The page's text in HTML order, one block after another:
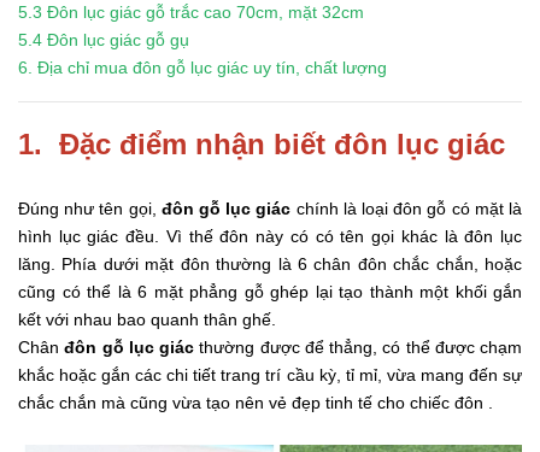
5.3 Đôn lục giác gỗ trắc cao 70cm, mặt 32cm
5.4 Đôn lục giác gỗ gụ
6. Địa chỉ mua đôn gỗ lục giác uy tín, chất lượng
1. Đặc điểm nhận biết đôn lục giác
Đúng như tên gọi, đôn gỗ lục giác chính là loại đôn gỗ có mặt là
hình lục giác đều. Vì thế đôn này có có tên gọi khác là đôn lục
lăng. Phía dưới mặt đôn thường là 6 chân đôn chắc chắn, hoặc
cũng có thể là 6 mặt phẳng gỗ ghép lại tạo thành một khối gắn
kết với nhau bao quanh thân ghế.
Chânđôn gỗ lục giác thường được để thẳng, có thể được chạm
khắc hoặc gắn các chi tiết trang trí cầu kỳ, tỉ mỉ, vừa mang đến sự
chắc chắn mà cũng vừa tạo nên vẻ đẹp tinh tế cho chiếc đôn .